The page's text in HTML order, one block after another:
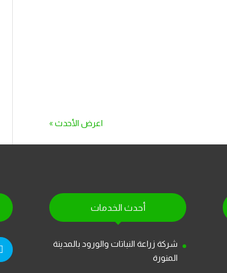
اعرض الأحدث »
أحدث الخدمات
شركة زراعة النباتات والورود بالمدينة
المنورة